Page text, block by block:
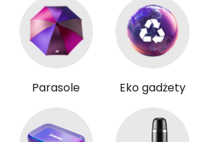
Parasole Eko gadżety